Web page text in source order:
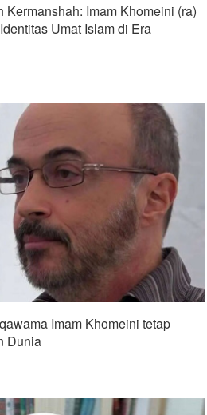
Kermanshah: Imam Khomeini (ra)
Umat Islam di Era
Imam Khomeini tetap
Dunia